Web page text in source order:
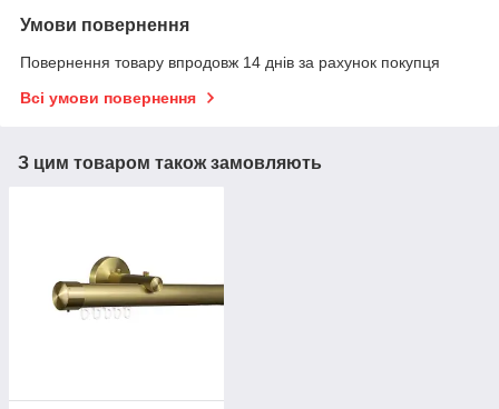
Умови повернення
Повернення товару впродовж 14 днів за рахунок покупця
Всі умови повернення
З цим товаром також замовляють